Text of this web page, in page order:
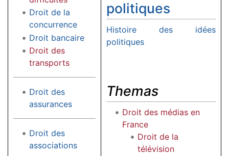
Droit de la
concurrence
Droit bancaire
Droit des
transports
Droit des
assurances
Droit des
associations
politiques
Histoire des idées
politiques
Themas
Droit des médias en
France
Droit de la
télévision